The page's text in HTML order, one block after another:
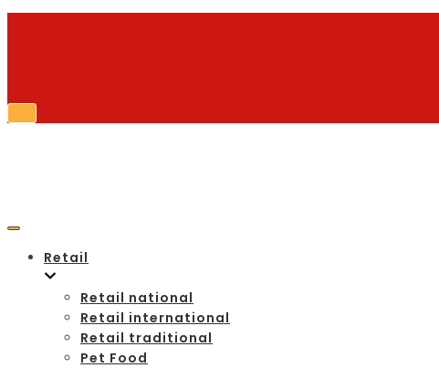
Retail
Retail national
Retail international
Retail traditional
Pet Food